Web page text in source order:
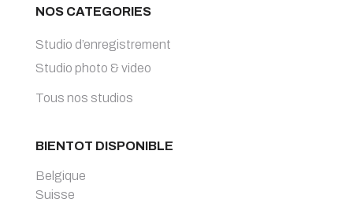
NOS CATEGORIES
Studio d’enregistrement
Studio photo & video
Tous nos studios
BIENTOT DISPONIBLE
Belgique
Suisse